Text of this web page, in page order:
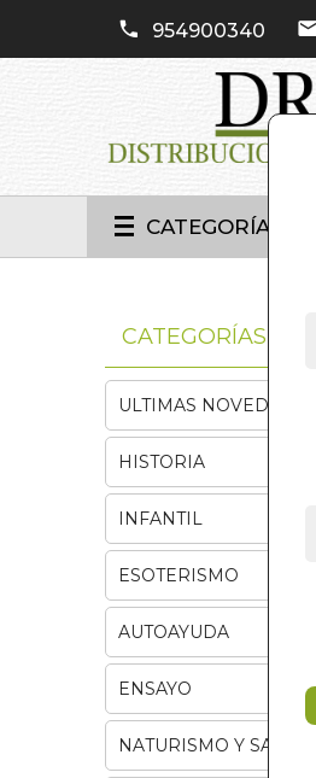
954900340
CATEGORÍAS
CATEGORÍAS
ULTIMAS NOVEDADES
HISTORIA
INFANTIL
ESOTERISMO
AUTOAYUDA
ENSAYO
NATURISMO Y SALUD